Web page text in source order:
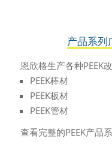
产品系列
恩欣格生产各种PEEK
PEEK棒材
PEEK板材
PEEK管材
查看完整的PEEK产品系